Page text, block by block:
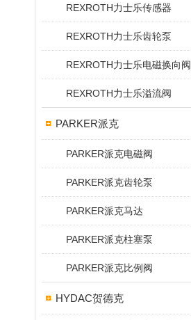
REXROTH力士乐传感器
REXROTH力士乐齿轮泵
REXROTH力士乐电磁换向阀
REXROTH力士乐溢流阀
PARKER派克
PARKER派克电磁阀
PARKER派克齿轮泵
PARKER派克马达
PARKER派克柱塞泵
PARKER派克比例阀
HYDAC贺德克